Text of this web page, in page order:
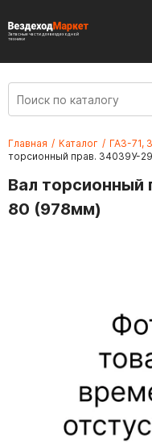
Запасные части для вездеходной
техники
Главная / Каталог / ГАЗ-71,
торсионный прав. 34039У-
Вал
80 (978мм)